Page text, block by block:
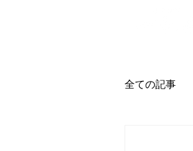
全ての記事